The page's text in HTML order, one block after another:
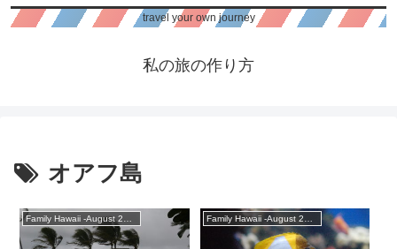
travel your own journey
私の旅の作り方
オアフ島